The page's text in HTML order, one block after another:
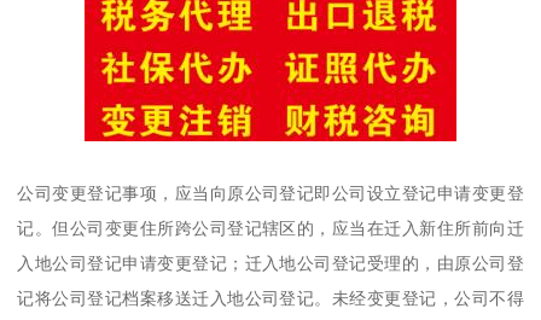
公司变更登记事项，应当向原公司登记即公司设立登记申请变更登
记。但公司变更住所跨公司登记辖区的，应当在迁入新住所前向迁
入地公司登记申请变更登记；迁入地公司登记受理的，由原公司登
记将公司登记档案移送迁入地公司登记。未经变更登记，公司不得